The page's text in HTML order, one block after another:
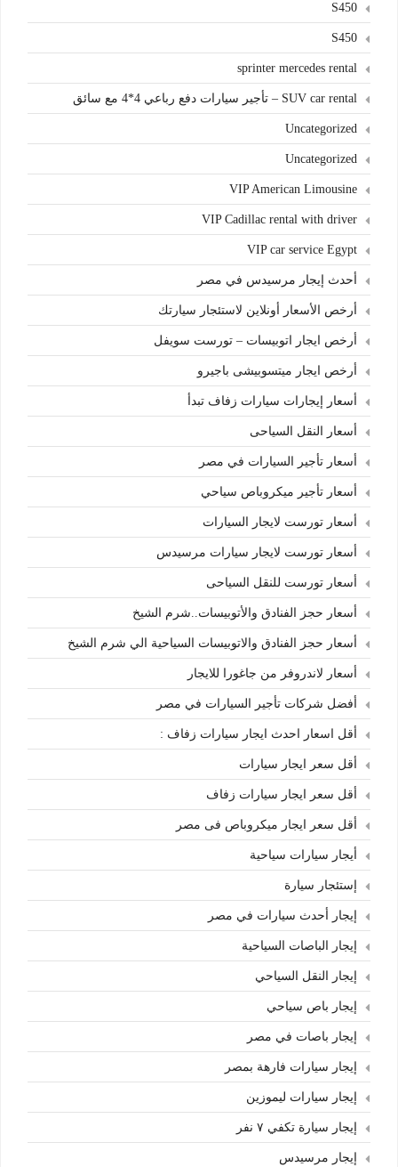
S450
S450
sprinter mercedes rental
SUV car rental – تأجير سيارات دفع رباعي 4*4 مع سائق
Uncategorized
Uncategorized
VIP American Limousine
VIP Cadillac rental with driver
VIP car service Egypt
أحدث إيجار مرسيدس في مصر
أرخص الأسعار أونلاين لاستئجار سيارتك
أرخص ايجار اتوبيسات – تورست سويفل
أرخص ايجار ميتسوبيشى باجيرو
أسعار إيجارات سيارات زفاف تبدأ
أسعار النقل السياحى
أسعار تأجير السيارات في مصر
أسعار تأجير ميكروباص سياحي
أسعار تورست لايجار السيارات
أسعار تورست لايجار سيارات مرسيدس
أسعار تورست للنقل السياحى
أسعار حجز الفنادق والأتوبيسات..شرم الشيخ
أسعار حجز الفنادق والاتوبيسات السياحية الي شرم الشيخ
أسعار لاندروفر من جاغورا للايجار
أفضل شركات تأجير السيارات في مصر
أقل اسعار احدث ايجار سيارات زفاف :
أقل سعر ايجار سيارات
أقل سعر ايجار سيارات زفاف
أقل سعر ايجار ميكروباص فى مصر
أيجار سيارات سياحية
إستئجار سيارة
إيجار أحدث سيارات في مصر
إيجار الباصات السياحية
إيجار النقل السياحي
إيجار باص سياحي
إيجار باصات في مصر
إيجار سيارات فارهة بمصر
إيجار سيارات ليموزين
إيجار سيارة تكفي ٧ نفر
إيجار مرسيدس